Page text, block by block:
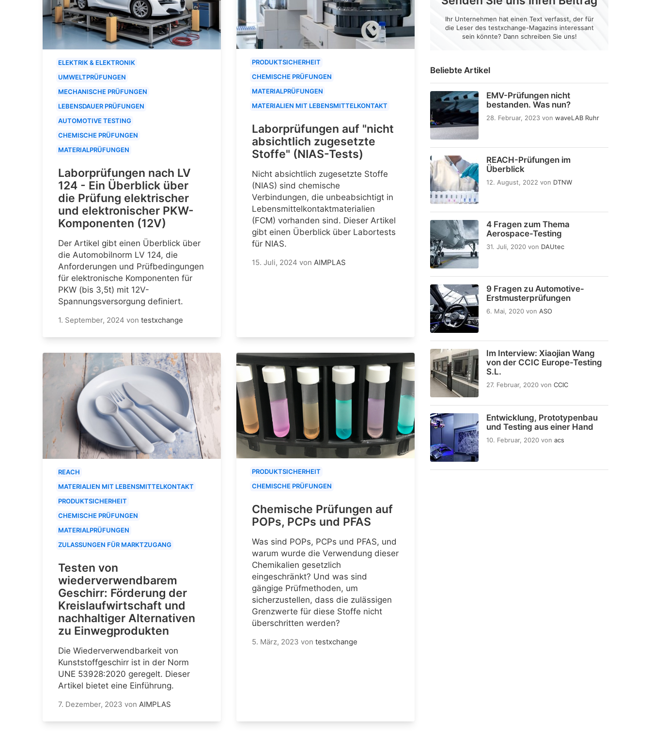
Beliebte Artikel
EMV-Prüfungen nicht
bestanden. Was nun?
28. Februar, 2023 von waveLAB Ruhr
REACH-Prüfungen im
Überblick
12. August, 2022 von DTNW
4 Fragen zum Thema
Aerospace-Testing
31. Juli, 2020 von DAUtec
9 Fragen zu Automotive-
Erstmusterprüfungen
6. Mai, 2020 von ASO
Im Interview: Xiaojian Wang
von der CCIC Europe-Testing
S.L.
27. Februar, 2020 von CCIC
Entwicklung, Prototypenbau
und Testing aus einer Hand
10. Februar, 2020 von acs
Ihr Unternehmen hat einen Text verfasst, der für
die Leser des testxchange-Magazins interessant
sein könnte? Dann schreiben Sie uns!
ELEKTRIK & ELEKTRONIK
UMWELTPRÜFUNGEN
MECHANISCHE PRÜFUNGEN
LEBENSDAUER PRÜFUNGEN
AUTOMOTIVE TESTING
CHEMISCHE PRÜFUNGEN
MATERIALPRÜFUNGEN
Laborprüfungen nach LV
124 - Ein Überblick über
die Prüfung elektrischer
und elektronischer PKW-
Komponenten (12V)
Der Artikel gibt einen Überblick über
die Automobilnorm LV 124, die
Anforderungen und Prüfbedingungen
für elektronische Komponenten für
PKW (bis 3,5t) mit 12V-
Spannungsversorgung definiert.
1. September, 2024 von testxchange
PRODUKTSICHERHEIT
CHEMISCHE PRÜFUNGEN
MATERIALPRÜFUNGEN
MATERIALIEN MIT LEBENSMITTELKONTAKT
Laborprüfungen auf "nicht
absichtlich zugesetzte
Stoffe" (NIAS-Tests)
Nicht absichtlich zugesetzte Stoffe
(NIAS) sind chemische
Verbindungen, die unbeabsichtigt in
Lebensmittelkontaktmaterialien
(FCM) vorhanden sind. Dieser Artikel
gibt einen Überblick über Labortests
für NIAS.
15. Juli, 2024 von AIMPLAS
REACH
MATERIALIEN MIT LEBENSMITTELKONTAKT
PRODUKTSICHERHEIT
CHEMISCHE PRÜFUNGEN
MATERIALPRÜFUNGEN
ZULASSUNGEN FÜR MARKTZUGANG
Testen von
wiederverwendbarem
Geschirr: Förderung der
Kreislaufwirtschaft und
nachhaltiger Alternativen
zu Einwegprodukten
Die Wiederverwendbarkeit von
Kunststoffgeschirr ist in der Norm
UNE 53928:2020 geregelt. Dieser
Artikel bietet eine Einführung.
7. Dezember, 2023 von AIMPLAS
PRODUKTSICHERHEIT
CHEMISCHE PRÜFUNGEN
Chemische Prüfungen auf
POPs, PCPs und PFAS
Was sind POPs, PCPs und PFAS, und
warum wurde die Verwendung dieser
Chemikalien gesetzlich
eingeschränkt? Und was sind
gängige Prüfmethoden, um
sicherzustellen, dass die zulässigen
Grenzwerte für diese Stoffe nicht
überschritten werden?
5. März, 2023 von testxchange